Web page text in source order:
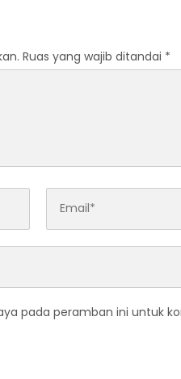
Ruas yang wajib ditandai *
pada peramban ini untuk